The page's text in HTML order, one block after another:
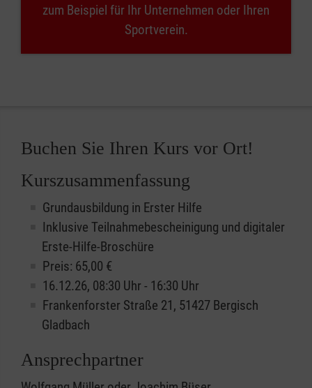
zum Beispiel für Ihr Unternehmen oder Ihren
Sportverein.
Buchen Sie Ihren Kurs vor Ort!
Kurszusammenfassung
Grundausbildung in Erster Hilfe
Inklusive Teilnahmebescheinigung und digitaler
Erste-Hilfe-Broschüre
Preis: 65,00 €
16.12.26, 08:30 Uhr - 16:30 Uhr
Frankenforster Straße 21, 51427 Bergisch
Gladbach
Ansprechpartner